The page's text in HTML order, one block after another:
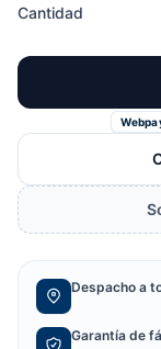
Cantidad
Despacho a
Garantía de